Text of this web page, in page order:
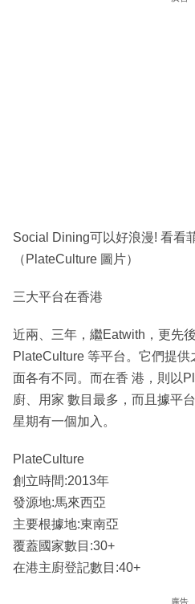
Social Dining可以好浪漫! 看看
（PlateCulture 圖片）
三大平台在香港
近兩、三年，繼Eatwith，更先
PlateCulture 等平台。它們提
面各有不同。而在香 港，則以
廚、用家 數目最多，而且據平
星期有一個加入。
PlateCulture
創立時間:2013年
發源地:馬來西亞
主要根據地:東南亞
覆蓋國家數目:30+
在港主廚登記數目:40+
廣告